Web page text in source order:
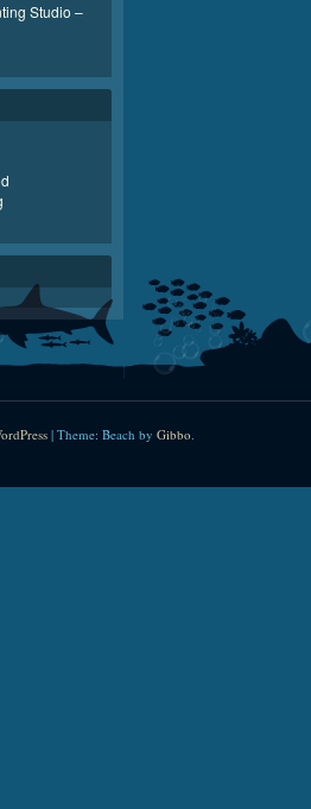
Studio –
| Theme: Beach by Gibbo.